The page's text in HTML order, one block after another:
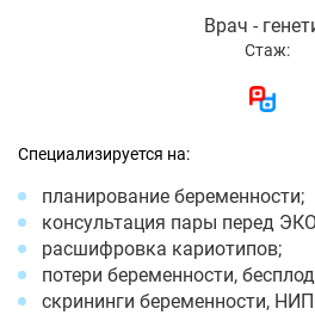
Врач -
Стаж:
Специализируется на:
планирование беременности;
консультация пары перед
расшифровка кариотипов;
потери беременности,
скрининги беременности,